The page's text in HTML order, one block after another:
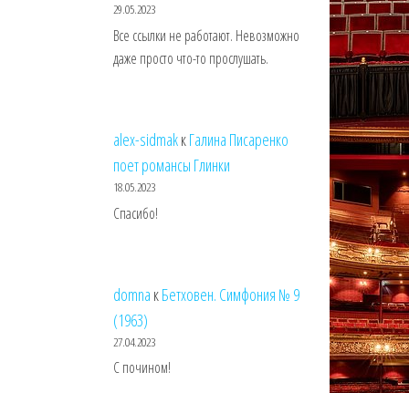
29.05.2023
Все ссылки не работают. Невозможно
даже просто что-то прослушать.
alex-sidmakкГалина Писаренко
поет романсы Глинки
18.05.2023
Спасибо!
domna кБетховен. Симфония № 9
(1963)
27.04.2023
С почином!